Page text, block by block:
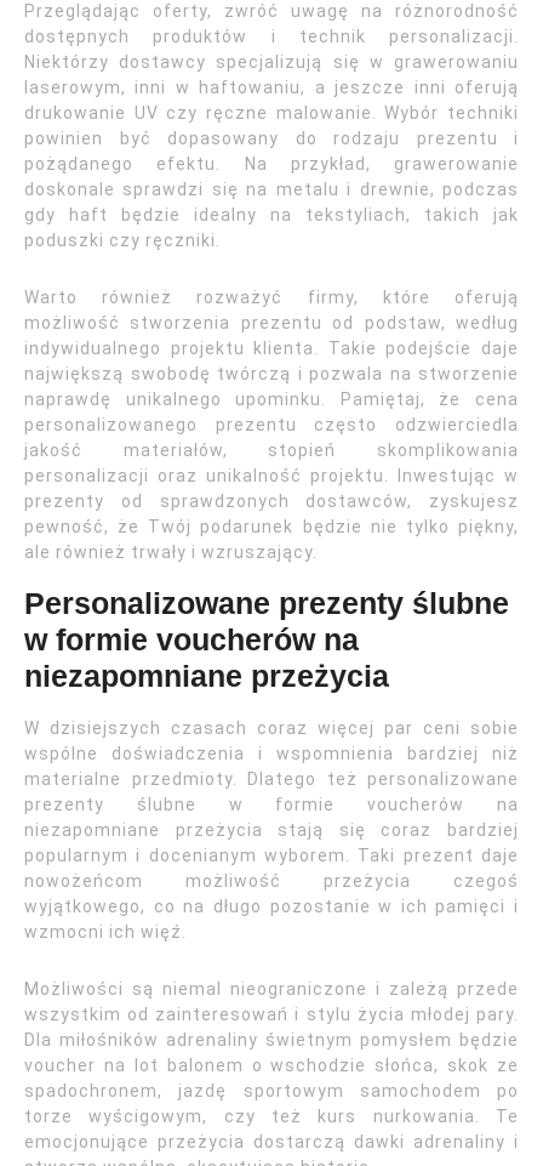
Przeglądając oferty, zwróć uwagę na różnorodność
dostępnych produktów i technik personalizacji.
Niektórzy dostawcy specjalizują się w grawerowaniu
laserowym, inni w haftowaniu, a jeszcze inni oferują
drukowanie UV czy ręczne malowanie. Wybór techniki
powinien być dopasowany do rodzaju prezentu i
pożądanego efektu. Na przykład, grawerowanie
doskonale sprawdzi się na metalu i drewnie, podczas
gdy haft będzie idealny na tekstyliach, takich jak
poduszki czy ręczniki.
Warto również rozważyć firmy, które oferują
możliwość stworzenia prezentu od podstaw, według
indywidualnego projektu klienta. Takie podejście daje
największą swobodę twórczą i pozwala na stworzenie
naprawdę unikalnego upominku. Pamiętaj, że cena
personalizowanego prezentu często odzwierciedla
jakość materiałów, stopień skomplikowania
personalizacji oraz unikalność projektu. Inwestując w
prezenty od sprawdzonych dostawców, zyskujesz
pewność, że Twój podarunek będzie nie tylko piękny,
ale również trwały i wzruszający.
Personalizowane prezenty ślubne
w formie voucherów na
niezapomniane przeżycia
W dzisiejszych czasach coraz więcej par ceni sobie
wspólne doświadczenia i wspomnienia bardziej niż
materialne przedmioty. Dlatego też personalizowane
prezenty ślubne w formie voucherów na
niezapomniane przeżycia stają się coraz bardziej
popularnym i docenianym wyborem. Taki prezent daje
nowożeńcom możliwość przeżycia czegoś
wyjątkowego, co na długo pozostanie w ich pamięci i
wzmocni ich więź.
Możliwości są niemal nieograniczone i zależą przede
wszystkim od zainteresowań i stylu życia młodej pary.
Dla miłośników adrenaliny świetnym pomysłem będzie
voucher na lot balonem o wschodzie słońca, skok ze
spadochronem, jazdę sportowym samochodem po
torze wyścigowym, czy też kurs nurkowania. Te
emocjonujące przeżycia dostarczą dawki adrenaliny i